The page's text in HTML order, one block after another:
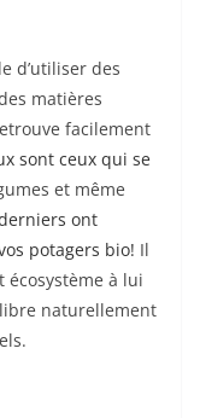
d’utiliser des
matières
facilement
sont ceux qui se
et même
ont
potagers bio! Il
écosystème à lui
naturellement